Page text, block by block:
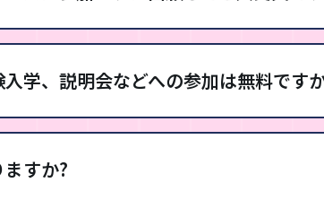
学、説明会などへの参加は無料です
すか?